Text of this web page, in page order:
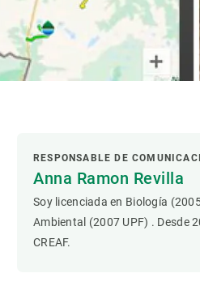
RESPONSABLE DE
Anna Ramon Revilla
Soy licenciada en Biología
Ambiental (2007 UPF) . Desde
CREAF.